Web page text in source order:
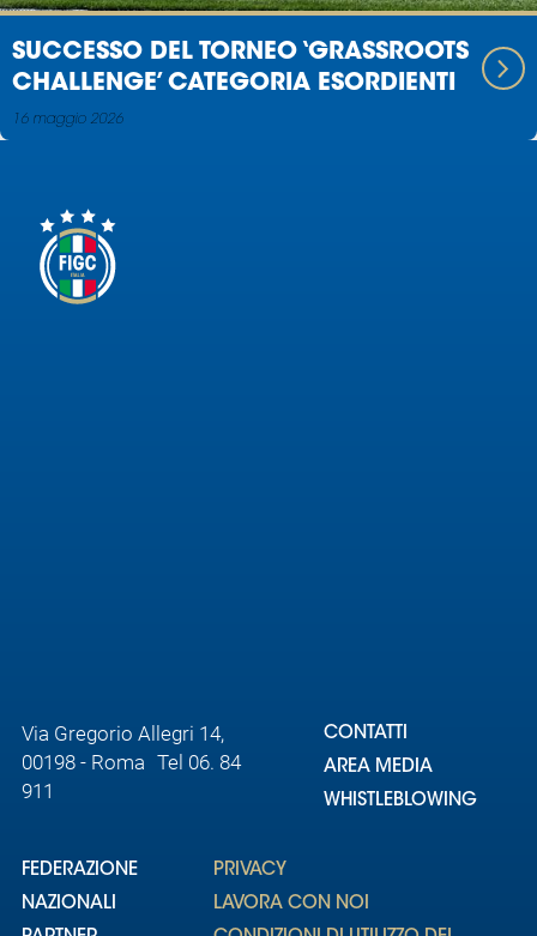
SUCCESSO DEL TORNEO ‘GRASSROOTS
CHALLENGE’ CATEGORIA ESORDIENTI
16 maggio 2026
Via Gregorio Allegri 14,
00198 - Roma Tel 06. 84
911
CONTATTI
AREA MEDIA
WHISTLEBLOWING
FEDERAZIONE
NAZIONALI
PRIVACY
LAVORA CON NOI